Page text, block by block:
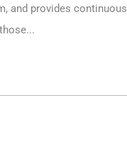
and provides continuous